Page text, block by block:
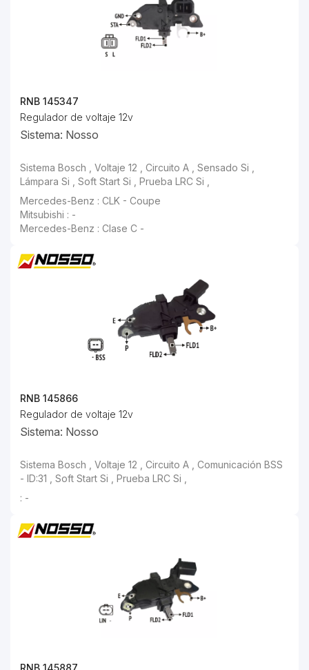
RNB 145347
Regulador de voltaje 12v
Sistema: Nosso
Sistema Bosch , Voltaje 12 , Circuito A , Sensado Si , Lámpara Si , Soft Start Si , Prueba LRC Si ,
Mercedes-Benz : CLK - Coupe
Mitsubishi : -
Mercedes-Benz : Clase C -
RNB 145866
Regulador de voltaje 12v
Sistema: Nosso
Sistema Bosch , Voltaje 12 , Circuito A , Comunicación BSS - ID:31 , Soft Start Si , Prueba LRC Si ,
: -
RNB 145887